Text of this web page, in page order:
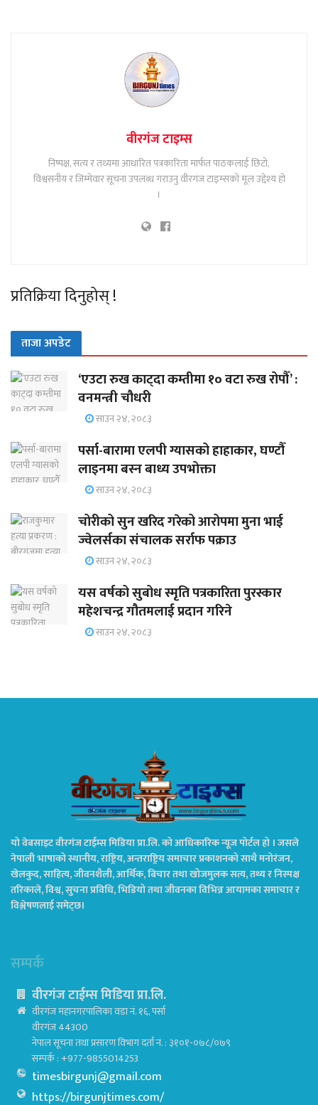
वीरगंज टाइम्स
निष्पक्ष, सत्य र तथ्यमा आधारित पत्रकारिता मार्फत पाठकलाई छिटो,
विश्वसनीय र जिम्मेवार सूचना उपलब्ध गराउनु वीरगंज टाइम्सको मूल उद्देश्य हो
।
प्रतिक्रिया दिनुहोस् !
ताजा अपडेट
‘एउटा रुख काट्दा कम्तीमा १० वटा रुख रोपौँ’ :
वनमन्त्री चौधरी
साउन २४, २०८३
पर्सा-बारामा एलपी ग्यासको हाहाकार, घण्टौँ
लाइनमा बस्न बाध्य उपभोक्ता
साउन २४, २०८३
चोरीको सुन खरिद गरेको आरोपमा मुना भाई
ज्वेलर्सका संचालक सर्राफ पक्राउ
साउन २४, २०८३
यस वर्षको सुबोध स्मृति पत्रकारिता पुरस्कार
महेशचन्द्र गौतमलाई प्रदान गरिने
साउन २४, २०८३
यो वेबसाइट वीरगंज टाईम्स मिडिया प्रा.लि. को आधिकारिक न्यूज पोर्टल हो । जसले
नेपाली भाषाको स्थानीय, राष्ट्रिय, अन्तराष्ट्रिय समाचार प्रकाशनको साथै मनोरंजन,
खेलकुद, साहित्य, जीवनशैली, आर्थिक, बिचार तथा खोजमुलक सत्य, तथ्य र निस्पक्ष
तरिकाले, विश्व, सुचना प्रविधि, भिडियो तथा जीवनका विभिन्न आयामका समाचार र
विश्लेषणलाई समेट्छ।
सम्पर्क
वीरगंज टाईम्स मिडिया प्रा.लि.
वीरगंज महानगरपालिका वडा नं. १६, पर्सा
वीरगंज 44300
नेपाल सूचना तथा प्रसारण विभाग दर्ता नं. : ३१०१-०७८/०७९
सम्पर्क : +977-9855014253
timesbirgunj@gmail.com
https://birgunjtimes.com/